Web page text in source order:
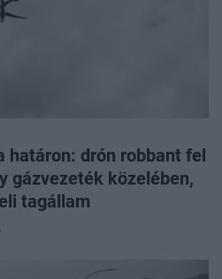
határon: drón robbant fel
gázvezeték közelében,
tagállam